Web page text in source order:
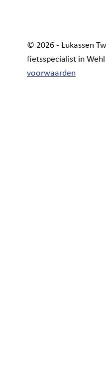
© 2026 - Lukassen
fietsspecialist in
voorwaarden